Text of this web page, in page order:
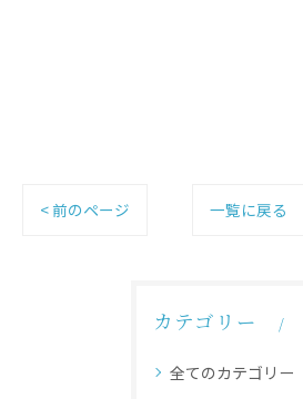
< 前のページ 一覧に戻る
カテゴリー
全てのカテゴリー